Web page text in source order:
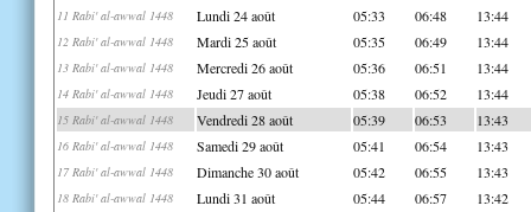
11 Rabi' al-awwal 1448 Lundi 24 août 05:33 06:48 13:44
12 Rabi' al-awwal 1448 Mardi 25 août 05:35 06:49 13:44
13 Rabi' al-awwal 1448 Mercredi 26 août 05:36 06:51 13:44
14 Rabi' al-awwal 1448 Jeudi 27 août 05:38 06:52 13:44
15 Rabi' al-awwal 1448 Vendredi 28 août 05:39 06:53 13:43
16 Rabi' al-awwal 1448 Samedi 29 août 05:41 06:54 13:43
17 Rabi' al-awwal 1448 Dimanche 30 août 05:42 06:55 13:43
18 Rabi' al-awwal 1448 Lundi 31 août 05:44 06:57 13:42